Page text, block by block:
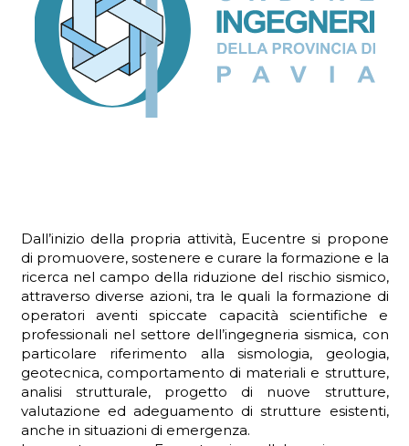
Dall’inizio della propria attività, Eucentre si propone
di promuovere, sostenere e curare la formazione e la
ricerca nel campo della riduzione del rischio sismico,
attraverso diverse azioni, tra le quali la formazione di
operatori aventi spiccate capacità scientifiche e
professionali nel settore dell’ingegneria sismica, con
particolare riferimento alla sismologia, geologia,
geotecnica, comportamento di materiali e strutture,
analisi strutturale, progetto di nuove strutture,
valutazione ed adeguamento di strutture esistenti,
anche in situazioni di emergenza.